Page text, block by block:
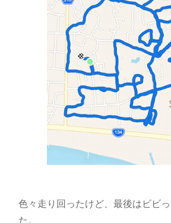
色々走り回ったけど、最後はビビ
た。